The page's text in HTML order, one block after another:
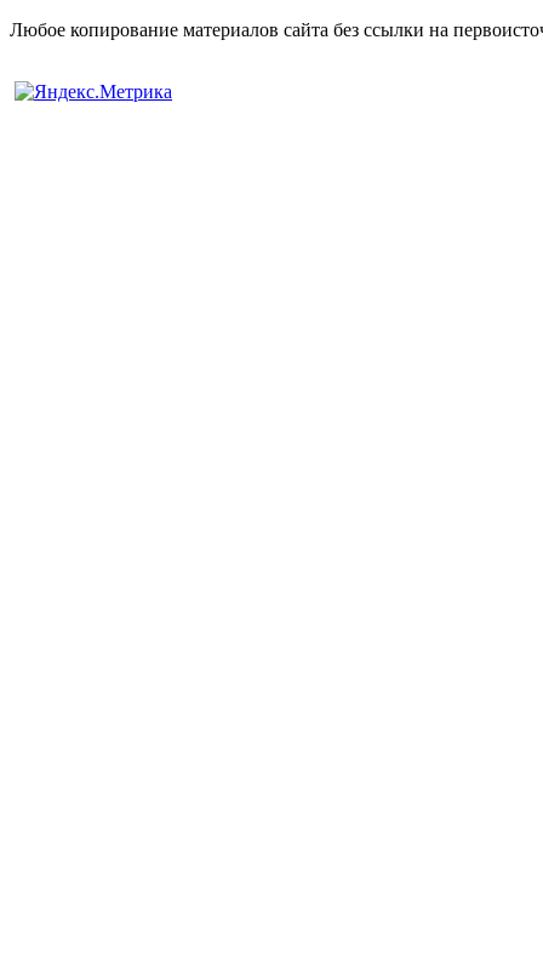
Любое копирование материалов сайта без ссылки на